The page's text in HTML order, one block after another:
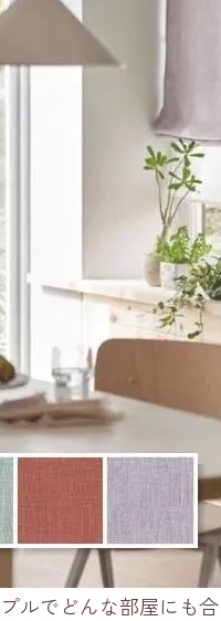
ルでどんな部屋にも